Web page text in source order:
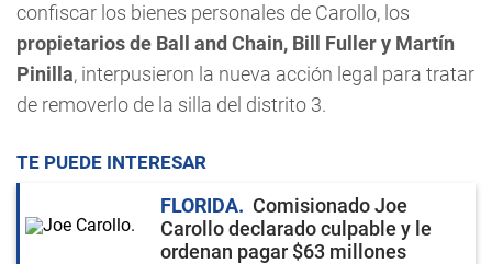
confiscar los bienes personales de Carollo, los
propietarios de Ball and Chain, Bill Fuller y Martín
Pinilla, interpusieron la nueva acción legal para tratar
de removerlo de la silla del distrito 3.
TE PUEDE INTERESAR
FLORIDA
Comisionado Joe
Carollo declarado culpable y le
ordenan pagar $63 millones